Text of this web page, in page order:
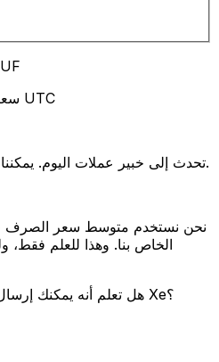
سعر السوق المتوسط في 09:56 UTC
تحدث إلى خبير عملات اليوم.يمكننا التفوق على أسعار المنافسين.
نحن نستخدم متوسط سعر الصرف
الخاص بنا. وهذا للعلم فقط،
هل تعلم أنه يمكنك إرسال الأموال إلى الخارج باستخدام Xe؟